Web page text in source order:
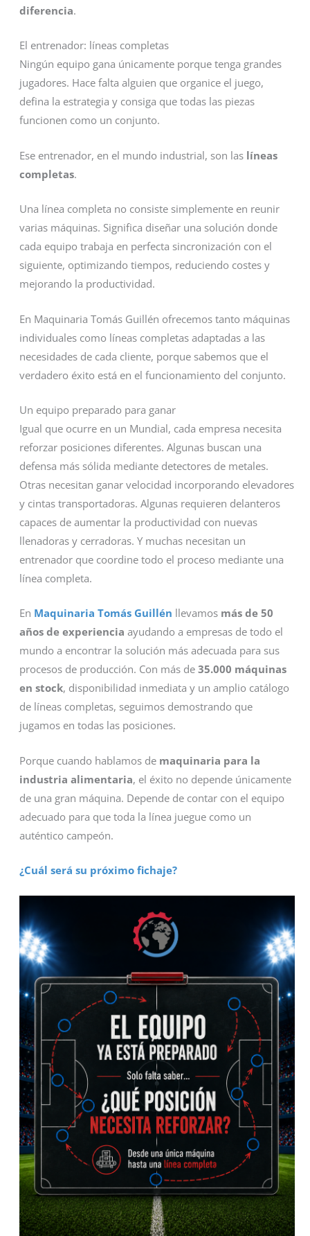
diferencia.
El entrenador: líneas completas
Ningún equipo gana únicamente porque tenga grandes
jugadores. Hace falta alguien que organice el juego,
defina la estrategia y consiga que todas las piezas
funcionen como un conjunto.
Ese entrenador, en el mundo industrial, son las líneas
completas.
Una línea completa no consiste simplemente en reunir
varias máquinas. Significa diseñar una solución donde
cada equipo trabaja en perfecta sincronización con el
siguiente, optimizando tiempos, reduciendo costes y
mejorando la productividad.
En Maquinaria Tomás Guillén ofrecemos tanto máquinas
individuales como líneas completas adaptadas a las
necesidades de cada cliente, porque sabemos que el
verdadero éxito está en el funcionamiento del conjunto.
Un equipo preparado para ganar
Igual que ocurre en un Mundial, cada empresa necesita
reforzar posiciones diferentes. Algunas buscan una
defensa más sólida mediante detectores de metales.
Otras necesitan ganar velocidad incorporando elevadores
y cintas transportadoras. Algunas requieren delanteros
capaces de aumentar la productividad con nuevas
llenadoras y cerradoras. Y muchas necesitan un
entrenador que coordine todo el proceso mediante una
línea completa.
En Maquinaria Tomás Guillén llevamos más de 50
años de experiencia ayudando a empresas de todo el
mundo a encontrar la solución más adecuada para sus
procesos de producción. Con más de 35.000 máquinas
en stock, disponibilidad inmediata y un amplio catálogo
de líneas completas, seguimos demostrando que
jugamos en todas las posiciones.
Porque cuando hablamos de maquinaria para la
industria alimentaria, el éxito no depende únicamente
de una gran máquina. Depende de contar con el equipo
adecuado para que toda la línea juegue como un
auténtico campeón.
¿Cuál será su próximo fichaje?